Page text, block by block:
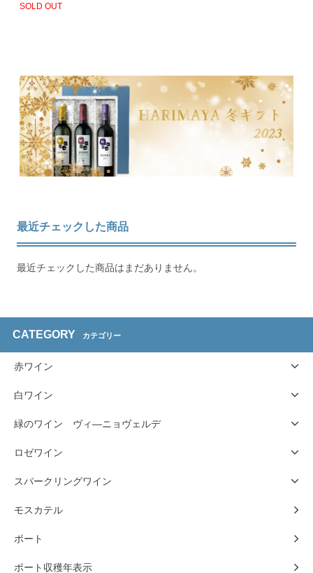
SOLD OUT
最近チェックした商品
最近チェックした商品はまだありません。
CATEGORY カテゴリー
赤ワイン
白ワイン
緑のワイン ヴィ―ニョヴェルデ
ロゼワイン
スパークリングワイン
モスカテル
ポート
ポート収穫年表示